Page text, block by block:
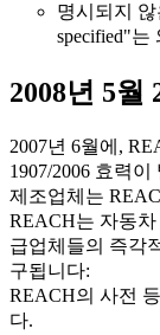
명시되지
specified"
2008년 5월
2007년 6월에,
1907/2006 효력
제조업체는
REACH는 자동
급업체들의 즉각
구됩니다:
REACH의 사전
다.